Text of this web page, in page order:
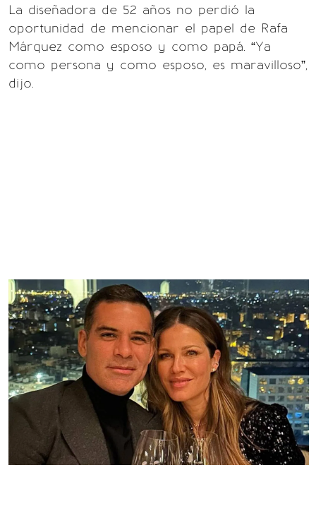
La diseñadora de 52 años no perdió la
oportunidad de mencionar el papel de Rafa
Márquez como esposo y como papá. “Ya
como persona y como esposo, es maravilloso”,
dijo.